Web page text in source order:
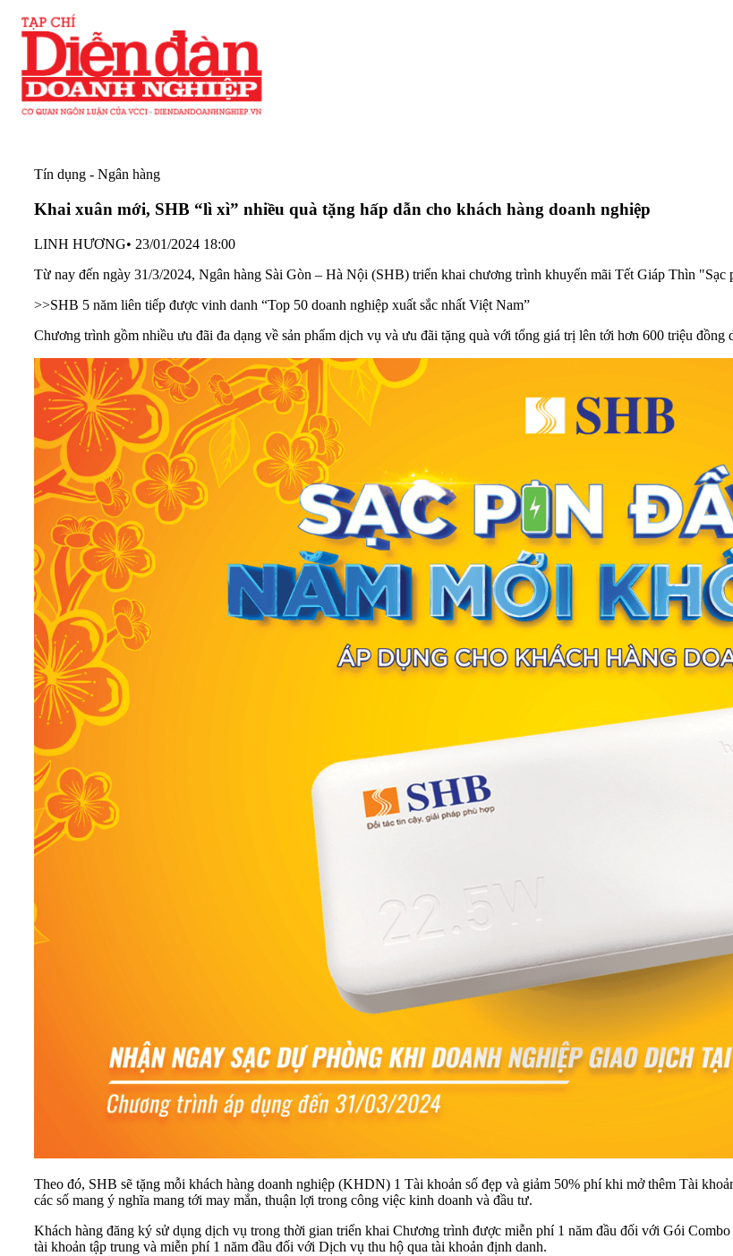
Tín dụng - Ngân hàng
Khai xuân mới, SHB “lì xì” nhiều quà tặng hấp dẫn cho khách hàng doanh nghiệp
LINH HƯƠNG• 23/01/2024 18:00
Từ nay đến ngày 31/3/2024, Ngân hàng Sài Gòn – Hà Nội (SHB) triển khai chương trình khuyến mãi Tết Giáp Thìn "Sạc
>>SHB 5 năm liên tiếp được vinh danh “Top 50 doanh nghiệp xuất sắc nhất Việt Nam”
Chương trình gồm nhiều ưu đãi đa dạng về sản phẩm dịch vụ và ưu đãi tặng quà với tổng giá trị lên tới hơn 600 triệu đồng
Theo đó, SHB sẽ tặng mỗi khách hàng doanh nghiệp (KHDN) 1 Tài khoản số đẹp và giảm 50% phí khi mở thêm Tài
các số mang ý nghĩa mang tới may mắn, thuận lợi trong công việc kinh doanh và đầu tư.
Khách hàng đăng ký sử dụng dịch vụ trong thời gian triển khai Chương trình được miễn phí 1 năm đầu đối với Gói
tài khoản tập trung và miễn phí 1 năm đầu đối với Dịch vụ thu hộ qua tài khoản định danh.